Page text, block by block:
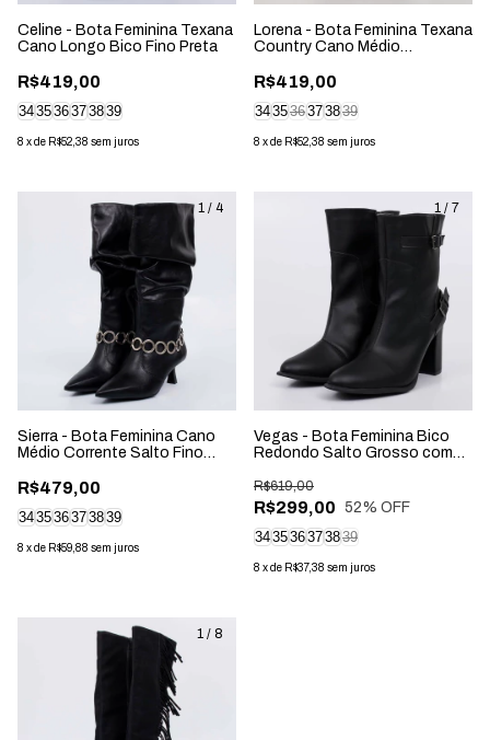
Celine - Bota Feminina Texana
Cano Longo Bico Fino Preta
R$419,00
343536373839
8 xde R$52,38 sem juros
Lorena - Bota Feminina Texana
Country Cano Médio
R$419,00
343536373839
8 xde R$52,38 sem juros
1 / 4
Sierra - Bota Feminina Cano
Médio Corrente Salto Fino
R$479,00
343536373839
8 xde R$59,88 sem juros
1 / 7
Vegas - Bota Feminina Bico
Redondo Salto Grosso com
R$299,00
R$619,00
52% OFF
343536373839
8 xde R$37,38 sem juros
1 / 8